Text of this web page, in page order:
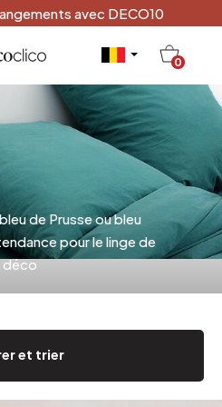
avec DECO10
0
de Prusse ou bleu
pour le linge de
déco
et trier